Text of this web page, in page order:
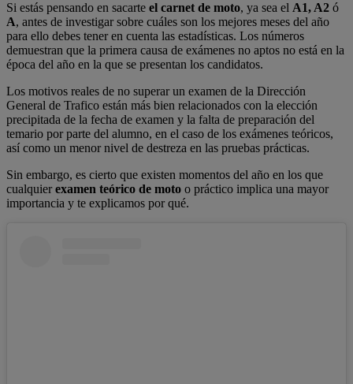
Si estás pensando en sacarte el carnet de moto, ya sea el A1, A2 ó
A, antes de investigar sobre cuáles son los mejores meses del año
para ello debes tener en cuenta las estadísticas. Los números
demuestran que la primera causa de exámenes no aptos no está en la
época del año en la que se presentan los candidatos.
Los motivos reales de no superar un examen de la Dirección
General de Trafico están más bien relacionados con la elección
precipitada de la fecha de examen y la falta de preparación del
temario por parte del alumno, en el caso de los exámenes teóricos,
así como un menor nivel de destreza en las pruebas prácticas.
Sin embargo, es cierto que existen momentos del año en los que
cualquierexamen teórico de moto o práctico implica una mayor
importancia y te explicamos por qué.